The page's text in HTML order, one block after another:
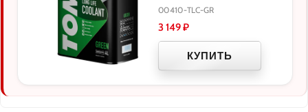
00410-TLC-GR
3 149₽
КУПИТЬ